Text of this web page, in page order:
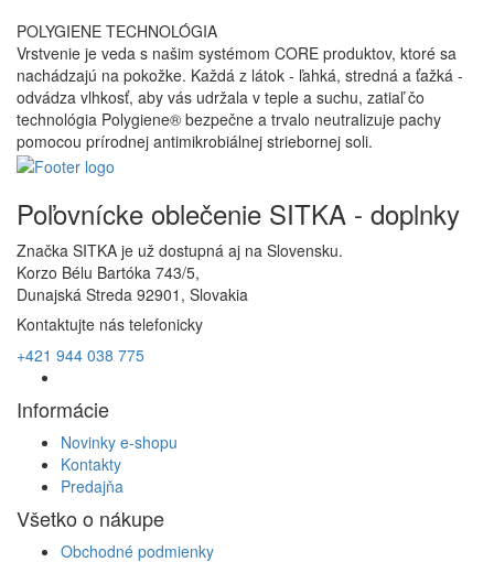
POLYGIENE TECHNOLÓGIA
Vrstvenie je veda s našim systémom CORE produktov, ktoré sa
nachádzajú na pokožke. Každá z látok - ľahká, stredná a ťažká -
odvádza vlhkosť, aby vás udržala v teple a suchu, zatiaľ čo
technológia Polygiene® bezpečne a trvalo neutralizuje pachy
pomocou prírodnej antimikrobiálnej striebornej soli.
Poľovnícke oblečenie SITKA - doplnky
Značka SITKA je už dostupná aj na Slovensku.
Korzo Bélu Bartóka 743/5,
Dunajská Streda 92901, Slovakia
Kontaktujte nás telefonicky
+421 944 038 775
Informácie
Novinky e-shopu
Kontakty
Predajňa
Všetko o nákupe
Obchodné podmienky